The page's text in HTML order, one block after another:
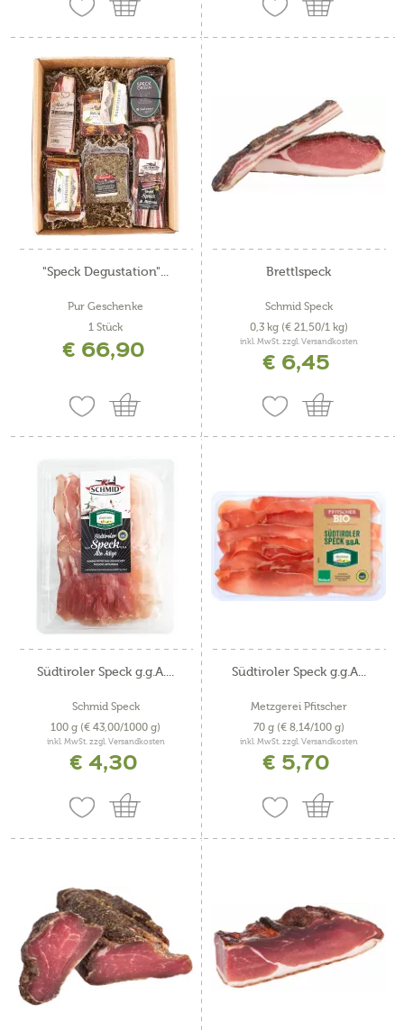
"Speck Degustation"...
Pur Geschenke
1 Stück
€ 66,90
Brettlspeck
Schmid Speck
0,3 kg (€ 21,50/1 kg)
inkl. MwSt. zzgl. Versandkosten
€ 6,45
Südtiroler Speck g.g.A....
Schmid Speck
100 g (€ 43,00/1000 g)
inkl. MwSt. zzgl. Versandkosten
€ 4,30
Südtiroler Speck g.g.A...
Metzgerei Pfitscher
70 g (€ 8,14/100 g)
inkl. MwSt. zzgl. Versandkosten
€ 5,70